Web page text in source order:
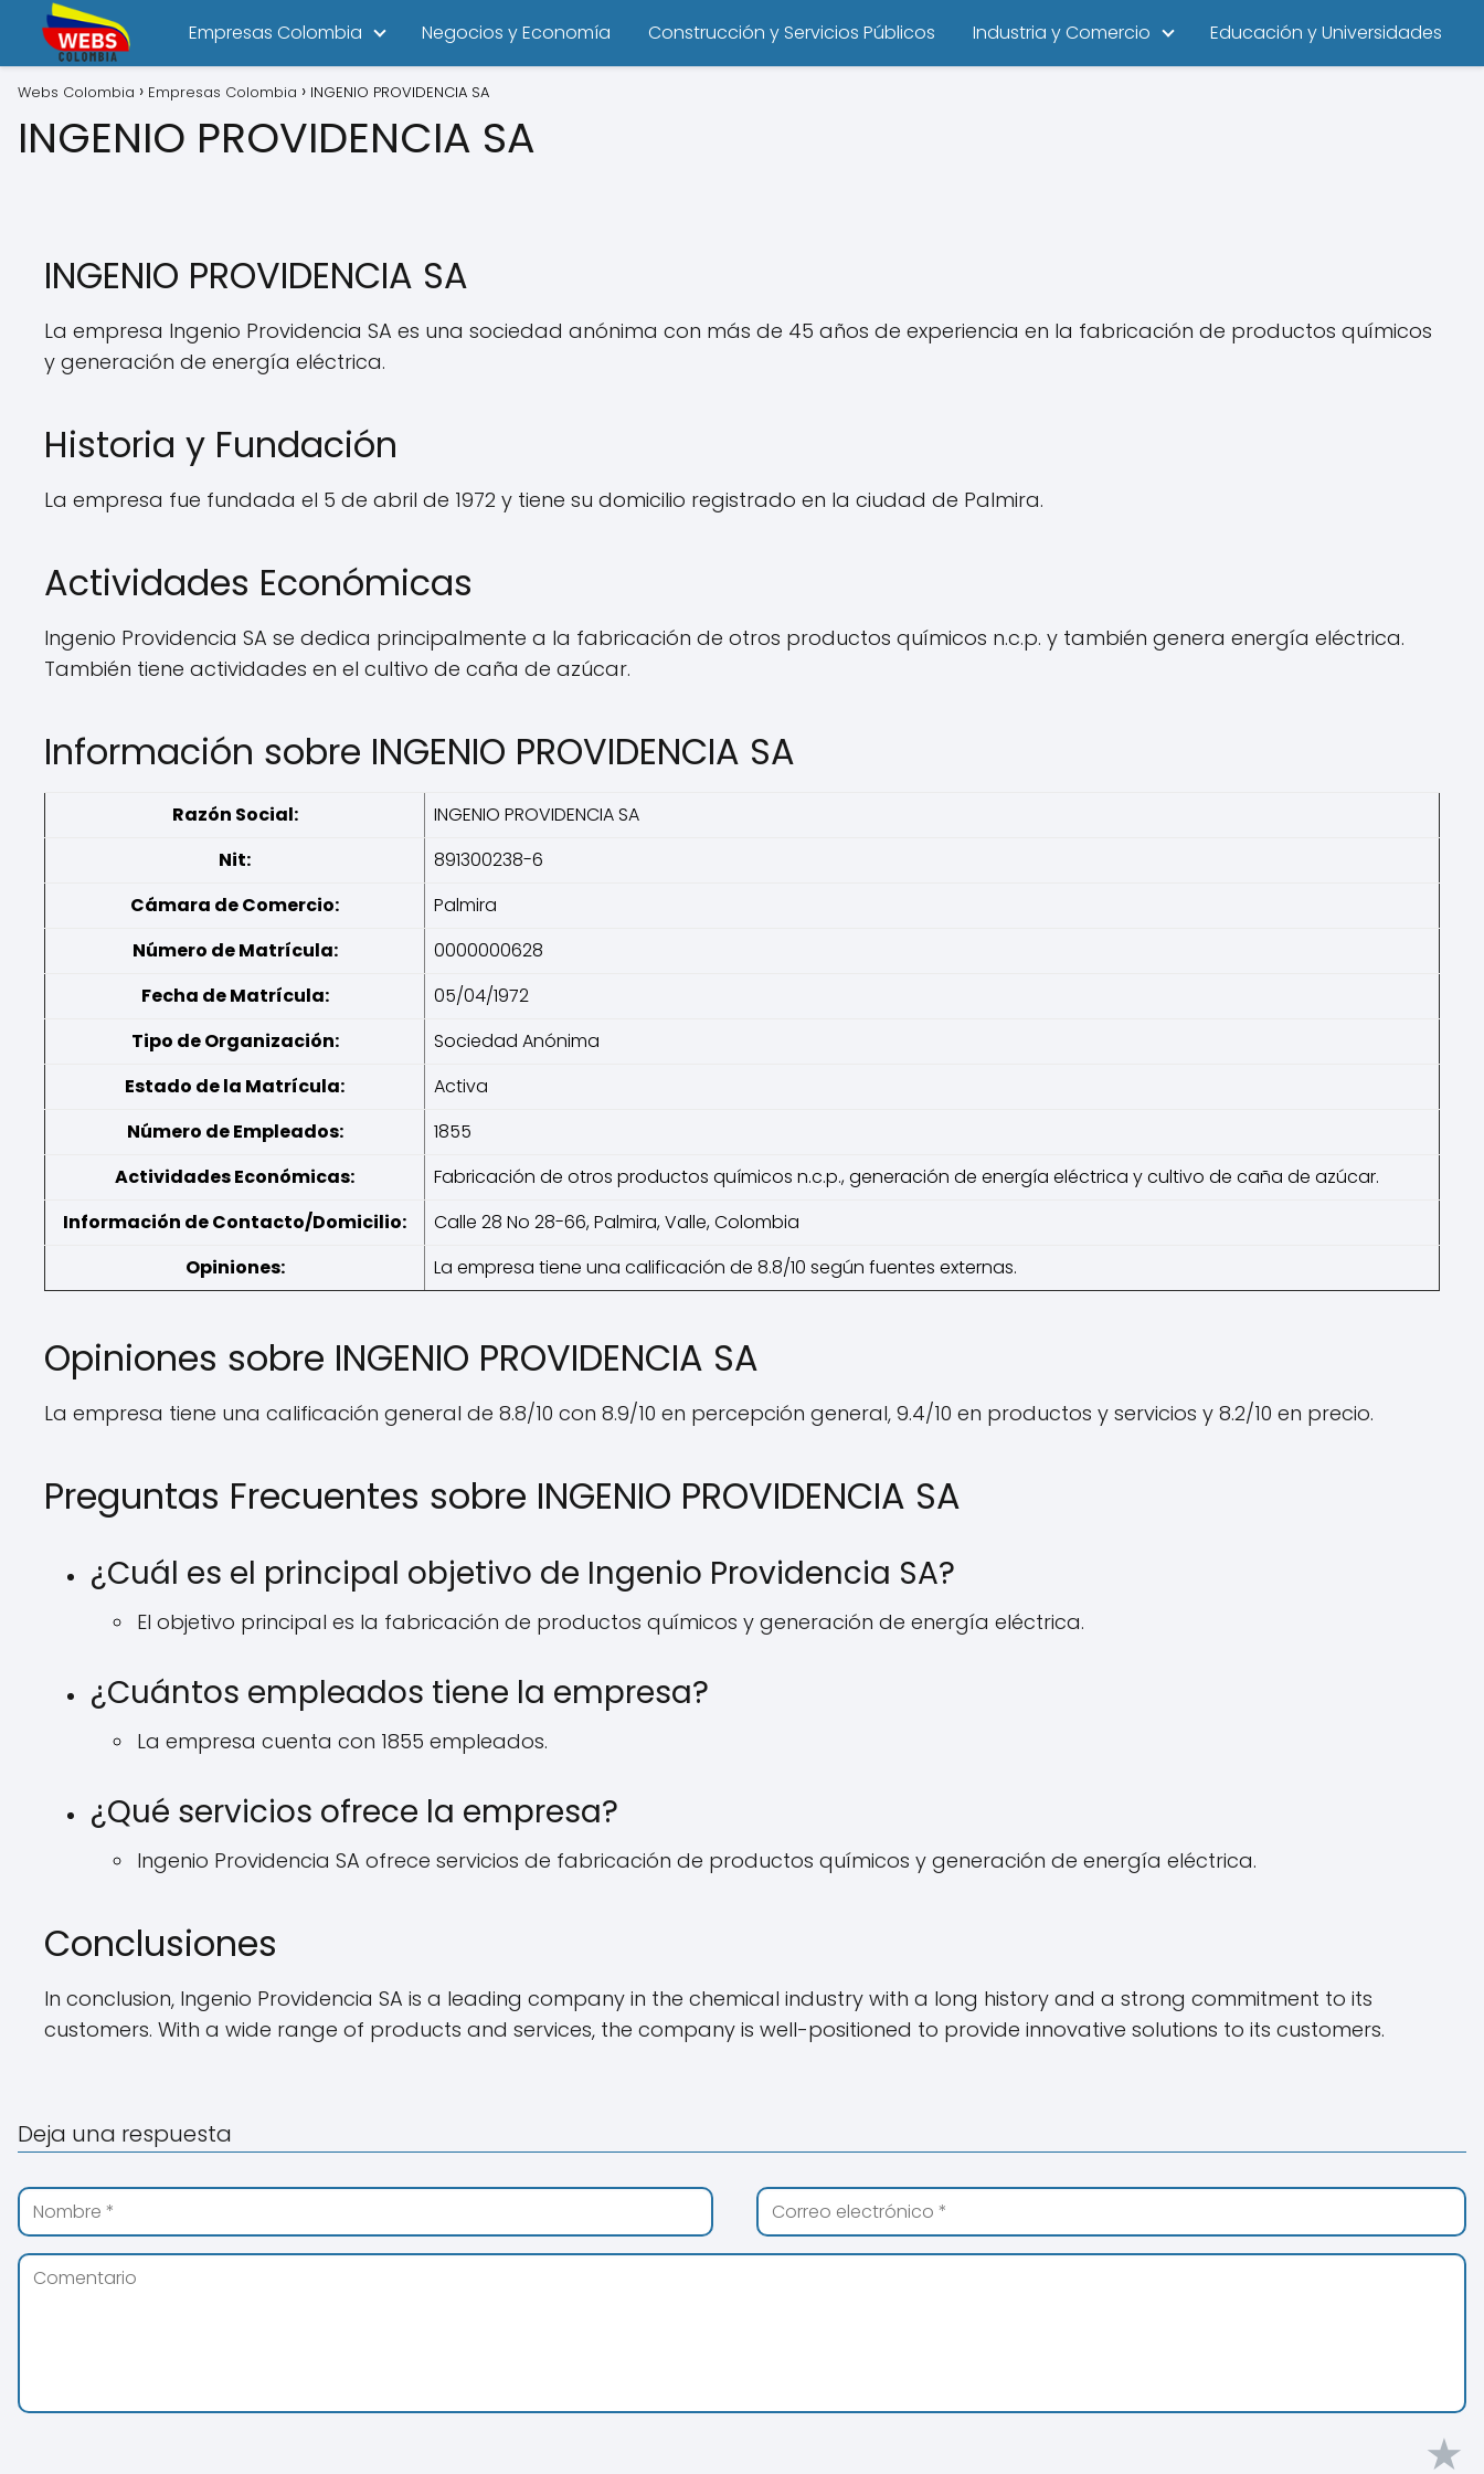
Empresas Colombia Negocios y Economía Construcción y Servicios Públicos Industria y Comercio Educación y Universidades
Webs Colombia Empresas Colombia INGENIO PROVIDENCIA SA
INGENIO PROVIDENCIA SA
INGENIO PROVIDENCIA SA
La empresa Ingenio Providencia SA es una sociedad anónima con más de 45 años de experiencia en la fabricación de productos químicos
y generación de energía eléctrica.
Historia y Fundación
La empresa fue fundada el 5 de abril de 1972 y tiene su domicilio registrado en la ciudad de Palmira.
Actividades Económicas
Ingenio Providencia SA se dedica principalmente a la fabricación de otros productos químicos n.c.p. y también genera energía eléctrica.
También tiene actividades en el cultivo de caña de azúcar.
Información sobre INGENIO PROVIDENCIA SA
Razón Social:
INGENIO PROVIDENCIA SA
Nit:
891300238-6
Cámara de Comercio:
Palmira
Número de Matrícula:
0000000628
Fecha de Matrícula:
05/04/1972
Tipo de Organización:
Sociedad Anónima
Estado de la Matrícula:
Activa
Número de Empleados:
1855
Actividades Económicas:
Fabricación de otros productos químicos n.c.p., generación de energía eléctrica y cultivo de caña de azúcar.
Información de Contacto/Domicilio:
Calle 28 No 28-66, Palmira, Valle, Colombia
Opiniones:
La empresa tiene una calificación de 8.8/10 según fuentes externas.
Opiniones sobre INGENIO PROVIDENCIA SA
La empresa tiene una calificación general de 8.8/10 con 8.9/10 en percepción general, 9.4/10 en productos y servicios y 8.2/10 en precio.
Preguntas Frecuentes sobre INGENIO PROVIDENCIA SA
¿Cuál es el principal objetivo de Ingenio Providencia SA?
El objetivo principal es la fabricación de productos químicos y generación de energía eléctrica.
¿Cuántos empleados tiene la empresa?
La empresa cuenta con 1855 empleados.
¿Qué servicios ofrece la empresa?
Ingenio Providencia SA ofrece servicios de fabricación de productos químicos y generación de energía eléctrica.
Conclusiones
In conclusion, Ingenio Providencia SA is a leading company in the chemical industry with a long history and a strong commitment to its
customers. With a wide range of products and services, the company is well-positioned to provide innovative solutions to its customers.
Deja una respuesta
★